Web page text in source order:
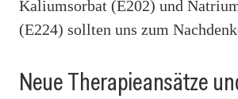
Kaliumsorbat (E202) und
(E224) sollten uns zum
Neue Therapieansätze